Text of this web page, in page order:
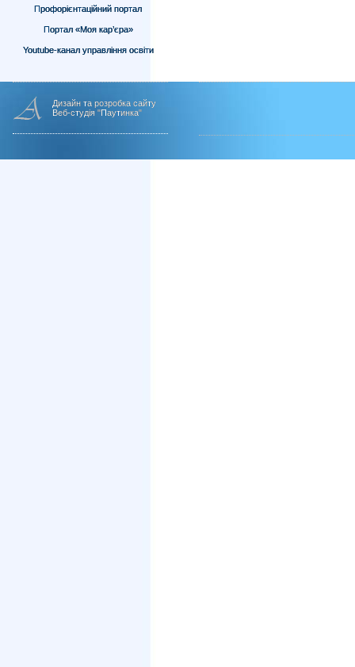
Профорієнтаційний портал
Портал «Моя кар’єра»
Youtube-канал управління освіти
Дизайн та розробка сайту
Веб-студія "Паутинка"